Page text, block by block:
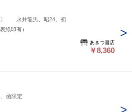
〕 永井龍男、昭24、初
紙印有）
あきつ書店
￥8,360
函限定